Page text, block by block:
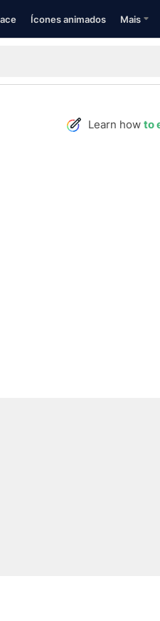
Ícones animados Mais
Learn how to